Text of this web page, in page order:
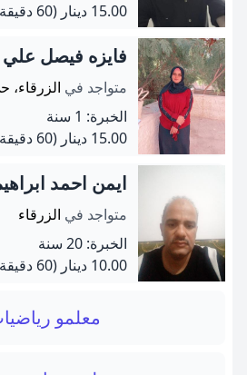
15.00 دينار
(60 دقيقة)
فايزه فيصل
متواجد في
الخبرة: 1 سنة
15.00 دينار
(60 دقيقة)
ايمن احمد
متواجد في الزرقاء
الخبرة: 20 سنة
10.00 دينار
(60 دقيقة)
معلمو